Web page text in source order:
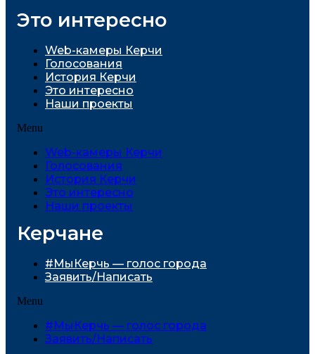
Это интересно
Web-камеры Керчи
Голосования
История Керчи
Это интересно
Наши проекты
Menu
Web-камеры Керчи
Голосования
История Керчи
Это интересно
Наши проекты
Керчане
#МыКерчь — голос города
Заявить/Написать
Menu
#МыКерчь — голос города
Заявить/Написать